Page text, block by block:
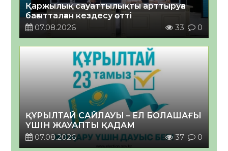
Қаржылық сауаттылықты арттыруға
бағытталған кездесу өтті
07.08.2026
33 0
ҚҰРЫЛТАЙ САЙЛАУЫ – ЕЛ БОЛАШАҒЫ
ҮШІН ЖАУАПТЫ ҚАДАМ
07.08.2026
37 0